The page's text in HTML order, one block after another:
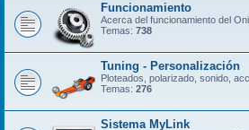
Funcionamiento
Acerca del funcionamiento del
Temas: 738
Tuning - Personalización
Ploteados, polarizado, sonido,
Temas: 276
Sistema MyLink